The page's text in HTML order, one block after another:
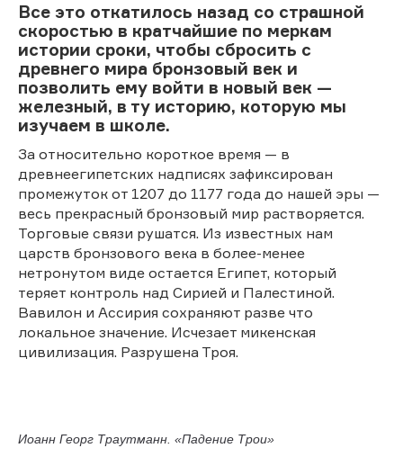
Все это откатилось назад со страшной
скоростью в кратчайшие по меркам
истории сроки, чтобы сбросить с
древнего мира бронзовый век и
позволить ему войти в новый век —
железный, в ту историю, которую мы
изучаем в школе.
За относительно короткое время — в
древнеегипетских надписях зафиксирован
промежуток от 1207 до 1177 года до нашей эры —
весь прекрасный бронзовый мир растворяется.
Торговые связи рушатся. Из известных нам
царств бронзового века в более-менее
нетронутом виде остается Египет, который
теряет контроль над Сирией и Палестиной.
Вавилон и Ассирия сохраняют разве что
локальное значение. Исчезает микенская
цивилизация. Разрушена Троя.
Иоанн Георг Траутманн. «Падение Трои»